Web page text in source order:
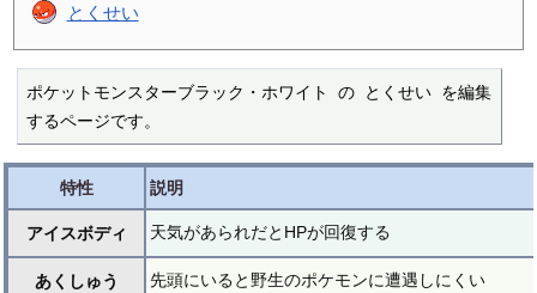
とくせい
ポケットモンスターブラック・ホワイト の とくせい を編集
するページです。
特性 説明
アイスボディ 天気があられだとHPが回復する
あくしゅう 先頭にいると野生のポケモンに遭遇しにくい